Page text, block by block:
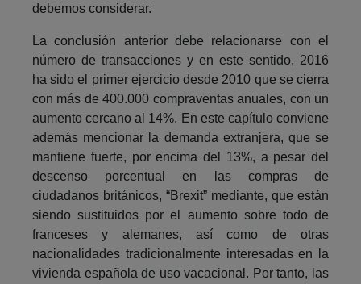
debemos considerar.
La conclusión anterior debe relacionarse con el
número de transacciones y en este sentido, 2016
ha sido el primer ejercicio desde 2010 que se cierra
con más de 400.000 compraventas anuales, con un
aumento cercano al 14%. En este capítulo conviene
además mencionar la demanda extranjera, que se
mantiene fuerte, por encima del 13%, a pesar del
descenso porcentual en las compras de
ciudadanos británicos, “Brexit” mediante, que están
siendo sustituidos por el aumento sobre todo de
franceses y alemanes, así como de otras
nacionalidades tradicionalmente interesadas en la
vivienda española de uso vacacional. Por tanto, las